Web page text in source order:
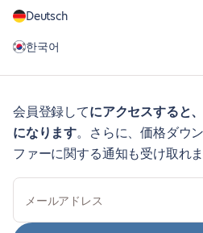
Deutsch
한국어
会員登録してにアクセスすると
になります。さらに、価格ダウ
ファーに関する通知も受け取れま
メールアドレス